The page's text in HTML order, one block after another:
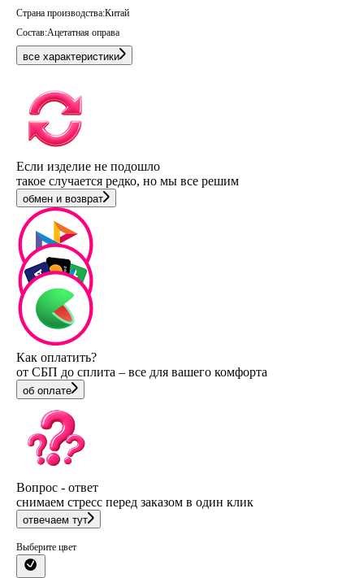
Страна производства:Китай
Состав:Ацетатная оправа
все характеристики
Если изделие не подошло
такое случается редко, но мы все решим
обмен и возврат
Как оплатить?
от СБП до сплита – все для вашего комфорта
об оплате
Вопрос - ответ
снимаем стресс перед заказом в один клик
отвечаем тут
Выберите цвет